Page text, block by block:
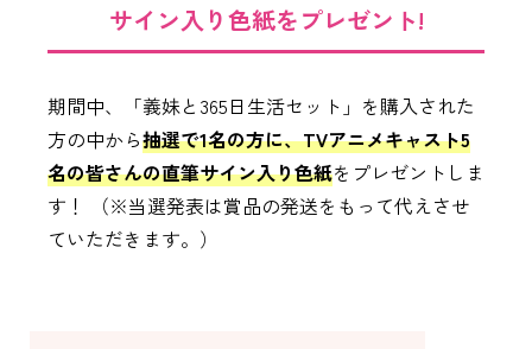
サイン入り色紙をプレゼント!
期間中、「義妹と365日生活セット」を購入された
方の中から抽選で1名の方に、TVアニメキャスト5
名の皆さんの直筆サイン入り色紙をプレゼントしま
す！ （※当選発表は賞品の発送をもって代えさせ
ていただきます。）